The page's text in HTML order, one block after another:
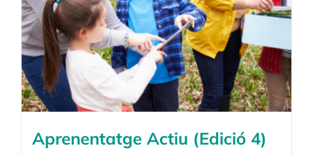
Aprenentatge Actiu (Edició 4)